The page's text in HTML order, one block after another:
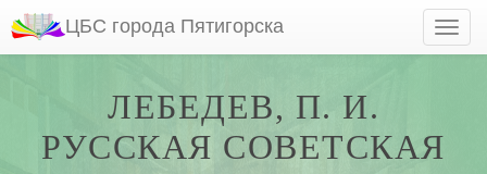
ЦБС города Пятигорска
ЛЕБЕДЕВ, П. И.
РУССКАЯ СОВЕТСКАЯ